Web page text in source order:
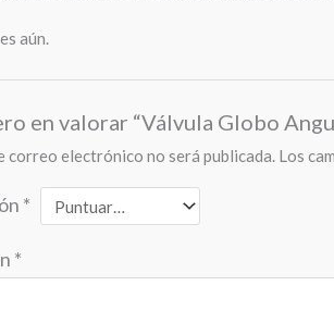
aún.
en valorar “Válvula Globo
correo electrónico no será publicada. Los
*
*